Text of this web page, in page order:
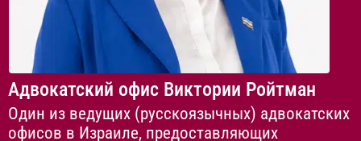
Адвокатский офис Виктории Ройтман
Один из ведущих (русскоязычных) адвокатских
офисов в Израиле, предоставляющих